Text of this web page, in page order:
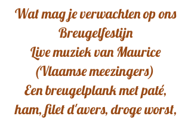
Wat mag je verwachten op ons
Breugelfestijn
Live muziek van Maurice
(Vlaamse meezingers)
Een breugelplank met paté,
ham, filet d'avers, droge worst,